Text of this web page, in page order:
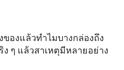
องแล้วทำไมบางกล่องถึง
ๆ แล้วสาเหตุมีหลายอย่าง